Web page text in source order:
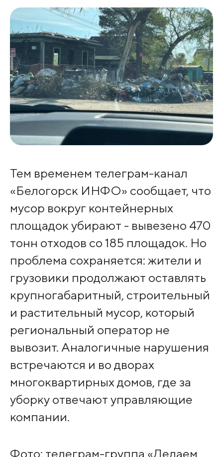
Тем временем телеграм-канал
«Белогорск ИНФО» сообщает, что
мусор вокруг контейнерных
площадок убирают - вывезено 470
тонн отходов со 185 площадок. Но
проблема сохраняется: жители и
грузовики продолжают оставлять
крупногабаритный, строительный
и растительный мусор, который
региональный оператор не
вывозит. Аналогичные нарушения
встречаются и во дворах
многоквартирных домов, где за
уборку отвечают управляющие
компании.
Фото: телеграм-группа «Делаем